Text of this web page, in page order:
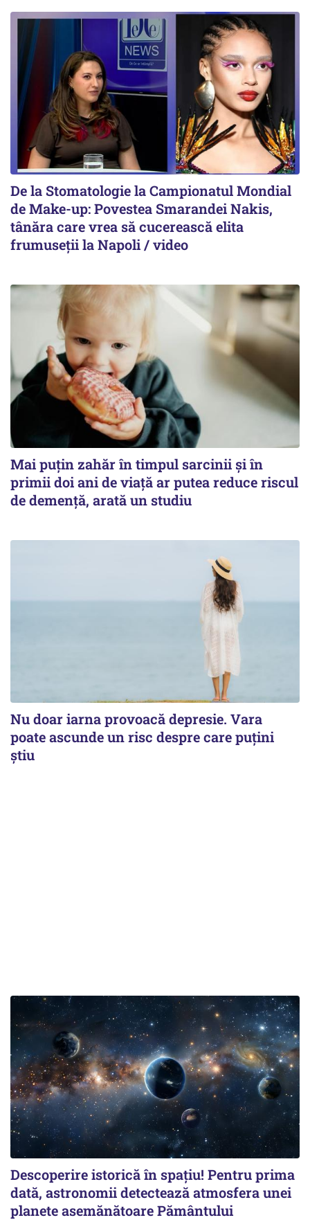
De la Stomatologie la Campionatul Mondial
de Make-up: Povestea Smarandei Nakis,
tânăra care vrea să cucerească elita
frumuseții la Napoli / video
Mai puțin zahăr în timpul sarcinii și în
primii doi ani de viață ar putea reduce riscul
de demență, arată un studiu
Nu doar iarna provoacă depresie. Vara
poate ascunde un risc despre care puțini
știu
Descoperire istorică în spațiu! Pentru prima
dată, astronomii detectează atmosfera unei
planete asemănătoare Pământului